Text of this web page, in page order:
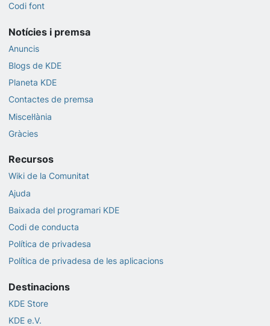
Codi font
Notícies i premsa
Anuncis
Blogs de KDE
Planeta KDE
Contactes de premsa
Miscel·lània
Gràcies
Recursos
Wiki de la Comunitat
Ajuda
Baixada del programari KDE
Codi de conducta
Política de privadesa
Política de privadesa de les aplicacions
Destinacions
KDE Store
KDE e.V.